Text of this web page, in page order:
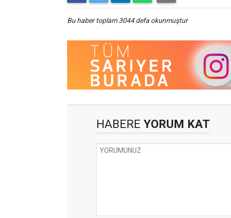
Bu haber toplam 3044 defa okunmuştur
HABERE YORUM KAT